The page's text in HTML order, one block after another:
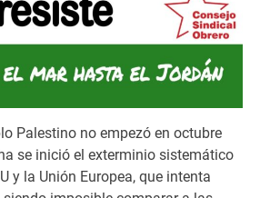
Palestino no empezó en octubre
se inició el exterminio sistemático
y la Unión Europea, que intenta